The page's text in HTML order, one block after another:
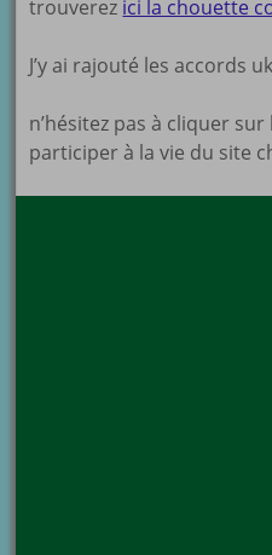
trouverez ici la chouette
J’y ai rajouté les accords
n’hésitez pas à cliquer
participer à la vie du site